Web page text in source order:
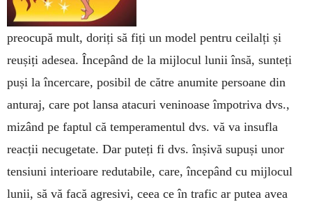
preocupă mult, doriți să fiți un model pentru ceilalți și
reușiți adesea. Începând de la mijlocul lunii însă, sunteți
puși la încercare, posibil de către anumite persoane din
anturaj, care pot lansa atacuri veninoase împo­triva dvs.,
mizând pe faptul că temperamentul dvs. vă va insufla
reacții necugetate. Dar puteți fi dvs. înșivă supuși unor
tensiuni interioare redutabile, care, începând cu mijlocul
lunii, să vă facă agresivi, ceea ce în trafic ar putea avea